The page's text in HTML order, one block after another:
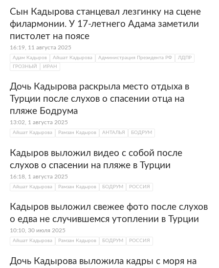
Сын Кадырова станцевал лезгинку на сцене
филармонии. У 17-летнего Адама заметили
пистолет на поясе
16:19, 11 августа 2025
Адам Кадыров Айшат Кадырова Администрация Президента РФ
ЛДПР
ГРОЗНЫЙ
ИРАН
Дочь Кадырова раскрыла место отдыха в
Турции после слухов о спасении отца на
пляже Бодрума
13:02, 1 августа 2025
Айшат Кадырова Рамзан Кадыров АНТАЛЬЯ БОДРУМ
Кадыров выложил видео с собой после
слухов о спасении на пляже в Турции
16:18, 1 августа 2025
Айшат Кадырова Рамзан Кадыров БОДРУМ РОССИЯ
Кадыров выложил свежее фото после слухов
о едва не случившемся утоплении в Турции
10:10, 30 июля 2025
Айшат Кадырова Рамзан Кадыров БОДРУМ РОССИЯ
Дочь Кадырова выложила кадры с моря на